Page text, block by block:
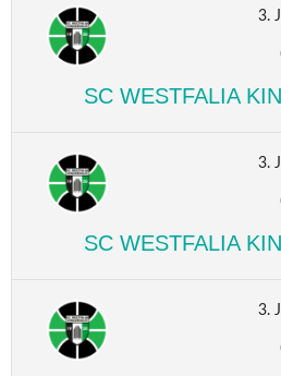
3.
SC WESTFALIA
3.
SC WESTFALIA
3.